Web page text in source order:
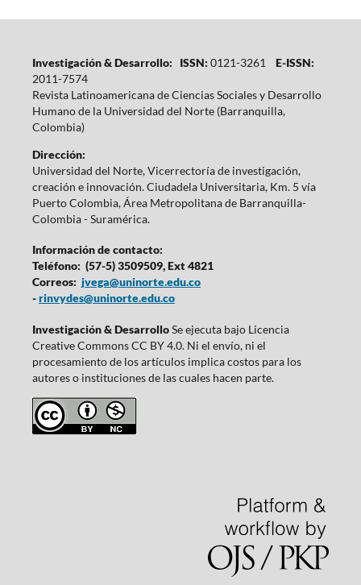
Investigación & Desarrollo: ISSN: 0121-3261
E-ISSN:
2011-7574
Revista Latinoamericana de Ciencias Sociales y Desarrollo
Humano de la Universidad del Norte (Barranquilla,
Colombia)
Dirección:
Universidad del Norte, Vicerrectoría de investigación,
creación e innovación. Ciudadela Universitaria, Km. 5 vía
Puerto Colombia, Área Metropolitana de Barranquilla-
Colombia - Suramérica.
Información de contacto:
Teléfono: (57-5) 3509509, Ext 4821
Correos: jvega@uninorte.edu.co
-rinvydes@uninorte.edu.co
Investigación & DesarrolloSe ejecuta bajo Licencia
Creative Commons CC BY 4.0. Ni el envío, ni el
procesamiento de los artículos implica costos para los
autores o instituciones de las cuales hacen parte.